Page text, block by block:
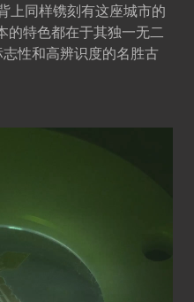
上同样镌刻有这座城市的
的特色都在于其独一无二
性和高辨识度的名胜古